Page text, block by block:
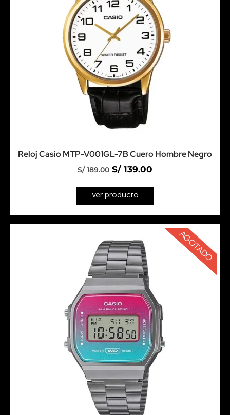
Reloj Casio MTP-V001GL-7B Cuero Hombre Negro
S/189.00 S/ 139.00
Ver producto
AGOTADO